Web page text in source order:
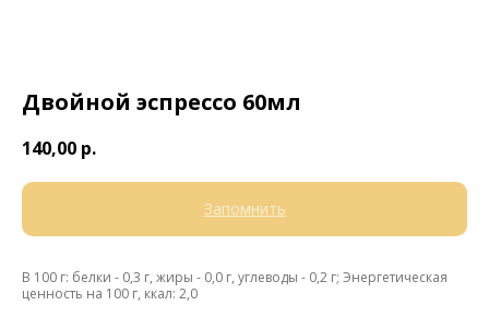
Двойной эспрессо 60мл
140,00 р.
Запомнить
В 100 г: белки - 0,3 г, жиры - 0,0 г, углеводы - 0,2 г; Энергетическая
ценность на 100 г, ккал: 2,0